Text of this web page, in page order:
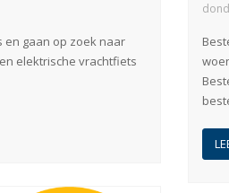
gaan op zoek naar
elektrische vrachtfiets